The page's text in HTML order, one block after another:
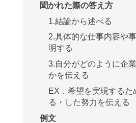
聞かれた際の答え方
1.結論から述べる
2.具体的な仕事内容や
明する
3.自分がどのように企
かを伝える
EX．希望を実現するた
る・した努力を伝える
例文